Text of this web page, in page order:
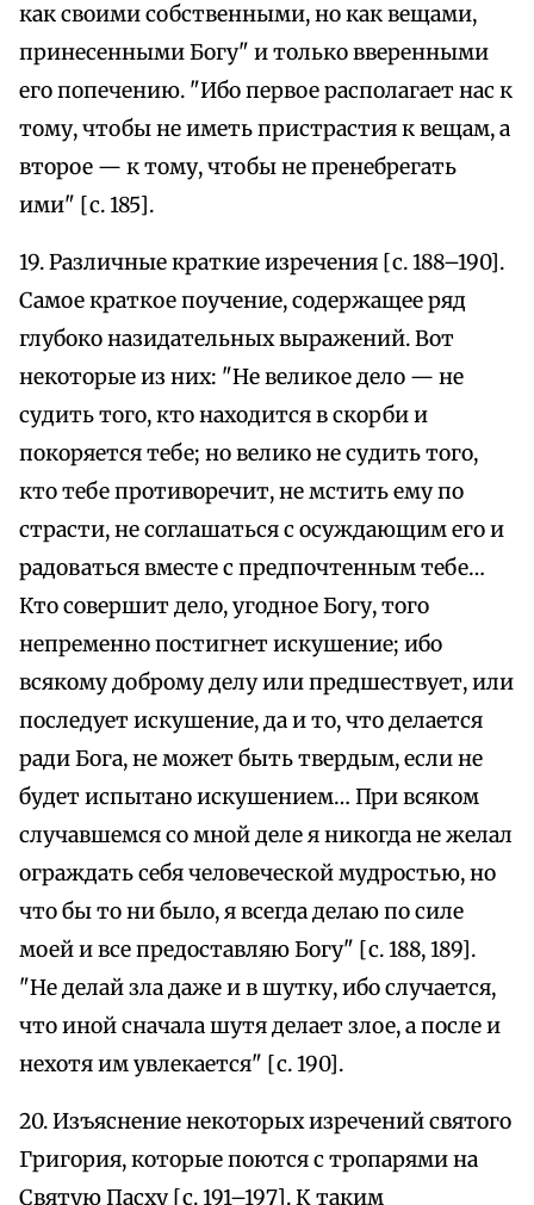
как своими собственными, но как вещами,
принесенными Богу" и только вверенными
его попечению. "Ибо первое располагает нас к
тому, чтобы не иметь пристрастия к вещам, а
второе — к тому, чтобы не пренебрегать
ими" [с. 185].
19. Различные краткие изречения [с. 188–190].
Самое краткое поучение, содержащее ряд
глубоко назидательных выражений. Вот
некоторые из них: "Не великое дело — не
судить того, кто находится в скорби и
покоряется тебе; но велико не судить того,
кто тебе противоречит, не мстить ему по
страсти, не соглашаться с осуждающим его и
радоваться вместе с предпочтенным тебе…
Кто совершит дело, угодное Богу, того
непременно постигнет искушение; ибо
всякому доброму делу или предшествует, или
последует искушение, да и то, что делается
ради Бога, не может быть твердым, если не
будет испытано искушением… При всяком
случавшемся со мной деле я никогда не желал
ограждать себя человеческой мудростью, но
что бы то ни было, я всегда делаю по силе
моей и все предоставляю Богу" [с. 188, 189].
"Не делай зла даже и в шутку, ибо случается,
что иной сначала шутя делает злое, а после и
нехотя им увлекается" [с. 190].
20. Изъяснение некоторых изречений святого
Григория, которые поются с тропарями на
Святую Пасху [с. 191–197]. К таким